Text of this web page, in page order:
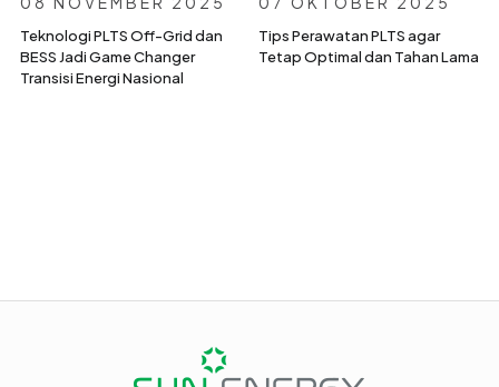
Teknologi PLTS Off-Grid dan
BESS Jadi Game Changer
Transisi Energi Nasional
Tips Perawatan PLTS agar
Tetap Optimal dan Tahan Lama